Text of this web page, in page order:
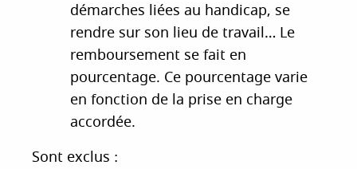
démarches liées au handicap, se
rendre sur son lieu de travail… Le
remboursement se fait en
pourcentage. Ce pourcentage varie
en fonction de la prise en charge
accordée.
Sont exclus :